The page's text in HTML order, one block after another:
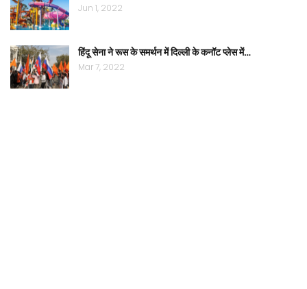
Jun 1, 2022
हिंदू सेना ने रूस के समर्थन में दिल्ली के कनॉट प्लेस में…
Mar 7, 2022